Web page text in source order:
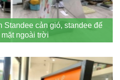
cản gió, standee đế
ngoài trời